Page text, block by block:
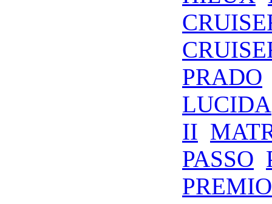
PRADO
LUCIDA
II
PASSO
PREMIO